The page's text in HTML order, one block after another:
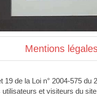
Mentions
de la Loi n° 2004-575
et visiteurs du